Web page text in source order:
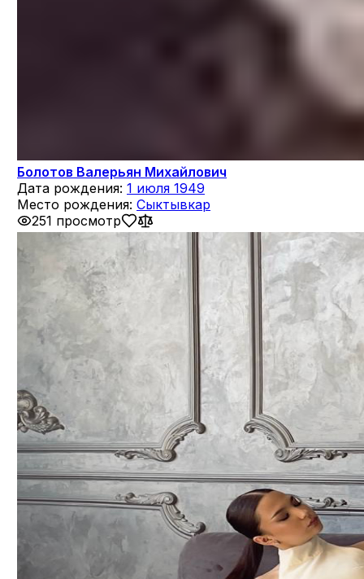
Болотов Валерьян Михайлович
Дата рождения: 1 июля 1949
Место рождения: Сыктывкар
251 просмотр